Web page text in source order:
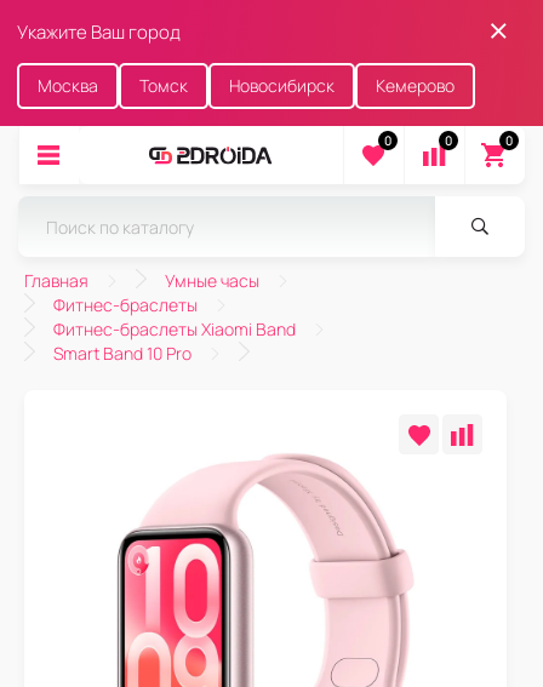
Укажите Ваш город
Москва Томск Новосибирск Кемерово
0 0 0
Главная
Умные часы
Фитнес-браслеты
Фитнес-браслеты Xiaomi Band
Smart Band 10 Pro